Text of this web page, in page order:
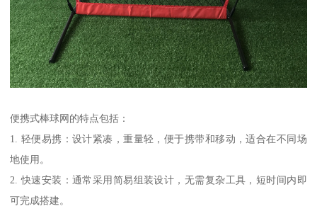
便携式棒球网的特点包括：
1. 轻便易携：设计紧凑，重量轻，便于携带和移动，适合在不同场
地使用。
2. 快速安装：通常采用简易组装设计，无需复杂工具，短时间内即
可完成搭建。